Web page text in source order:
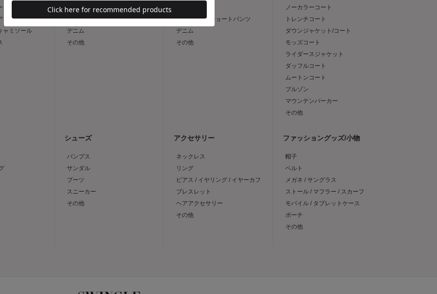
ンサンブル
ャミソール
タイト
台形
デニム
その他
キュロット / ショートパンツ
デニム
その他
ノーカラーコート
トレンチコート
ダウンジャケット/コート
モッズコート
ライダースジャケット
ダッフルコート
ムートンコート
ブルゾン
マウンテンパーカー
その他
シューズ
パンプス
サンダル
ブーツ
スニーカー
その他
アクセサリー
ネックレス
リング
ピアス / イヤリング / イヤーカフ
ブレスレット
ヘアアクセサリー
その他
ファッショングッズ/小物
帽子
ベルト
メガネ / サングラス
ストール / マフラー / スカーフ
モバイル / タブレットケース
ポーチ
その他